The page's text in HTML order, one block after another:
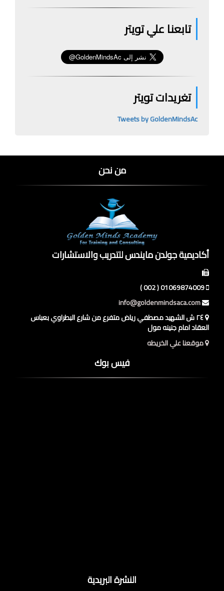
تابعنا علي تويتر
تغريدات تويتر
Tweets by GoldenMindsAc
من نحن
أكاديمية جولدن مايندس للتدريب والاستشارات
info@goldenmindsaca.com
٢٤ ش الشهيد مصطفي رياض متفرع من شارع البطراوي بعباس
العقاد امام جنينه مول
موقعنا علي الخريطه
فيس بوك
النشرة البريدية